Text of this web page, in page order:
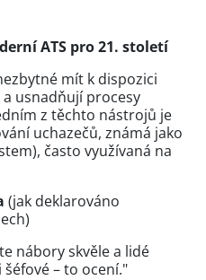
ATS pro 21. století
mít k dispozici
usnadňují procesy
z těchto nástrojů je
uchazečů, známá jako
často využívaná na
(jak deklarováno
nábory skvěle a lidé
šéfové – to ocení."